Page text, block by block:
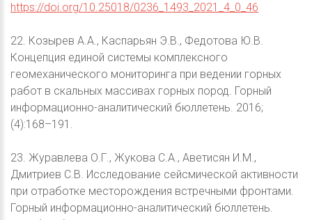
https://doi.org/10.25018/0236_1493_2021_4_0_46
22. Козырев А.А., Каспарьян Э.В., Федотова Ю.В.
Концепция единой системы комплексного
геомеханического мониторинга при ведении горных
работ в скальных массивах горных пород. Горный
информационно-аналитический бюллетень. 2016;
(4):168–191.
23. Журавлева О.Г., Жукова С.А., Аветисян И.М.,
Дмитриев С.В. Исследование сейсмической активности
при отработке месторождения встречными фронтами.
Горный информационно-аналитический бюллетень.